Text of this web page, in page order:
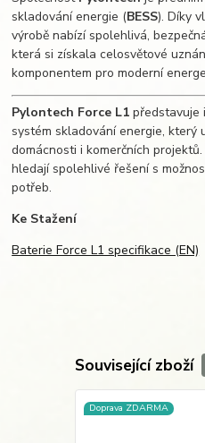
skladování energie (BESS). Díky
výrobě nabízí spolehlivá,
která si získala celosvětové
komponentem pro moderní
Pylontech Force L1 představuje
systém skladování energie, který
domácnosti i komerčních
hledají spolehlivé řešení s
potřeb.
Ke Stažení
Baterie Force L1 specifikace (EN)
Související zboží
Doprava ZDARMA